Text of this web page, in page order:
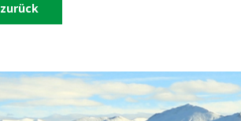
zurück